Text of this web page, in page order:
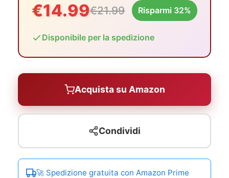
€14.99€21.99 Risparmi 32%
Disponibile per la spedizione
Acquista su Amazon
Condividi
🚀 Spedizione gratuita con Amazon Prime